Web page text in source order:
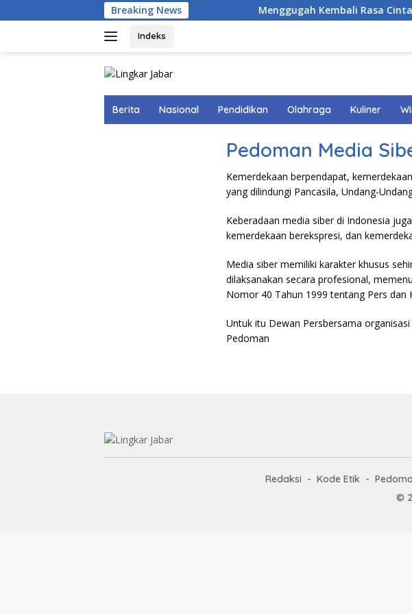
ke
Breaking News Menggugah Kembali Rasa Cinta
Indeks
Berita Nasional Pendidikan Olahraga Kuliner
Pedoman Media
Kemerdekaan berpendapat,
yang dilindungi Pancasila, Undang-
Keberadaan media siber di Indonesia
kemerdekaan berekspresi, dan
Media siber memiliki karakter khusus
dilaksanakan secara profesional,
Nomor 40 Tahun 1999 tentang Pers dan
Untuk itu Dewan Persbersama
Pedoman
Redaksi Kode Etik
©